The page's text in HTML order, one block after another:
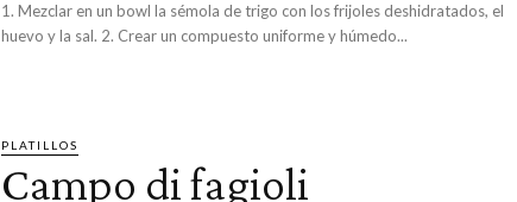
1. Mezclar en un bowl la sémola de trigo con los frijoles deshidratados, el
huevo y la sal. 2. Crear un compuesto uniforme y húmedo...
PLATILLOS
Campo di fagioli